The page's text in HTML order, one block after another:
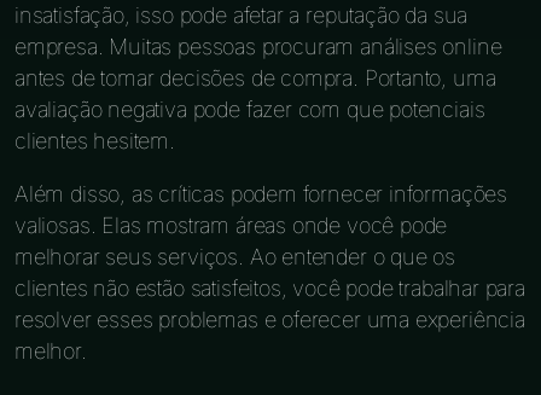
insatisfação, isso pode afetar a reputação da sua
empresa. Muitas pessoas procuram análises online
antes de tomar decisões de compra. Portanto, uma
avaliação negativa pode fazer com que potenciais
clientes hesitem.
Além disso, as críticas podem fornecer informações
valiosas. Elas mostram áreas onde você pode
melhorar seus serviços. Ao entender o que os
clientes não estão satisfeitos, você pode trabalhar para
resolver esses problemas e oferecer uma experiência
melhor.